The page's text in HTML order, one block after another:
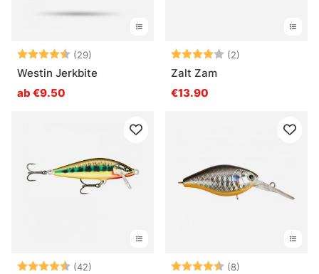
Bewertung:(29)
4.2 von 5 Sternen
Westin Jerkbite
ab €9.50
Bewertung:(2)
Zalt Zam
€13.90
Bewertung:(42)
4.7 von 5 SternenBewertung:(8)